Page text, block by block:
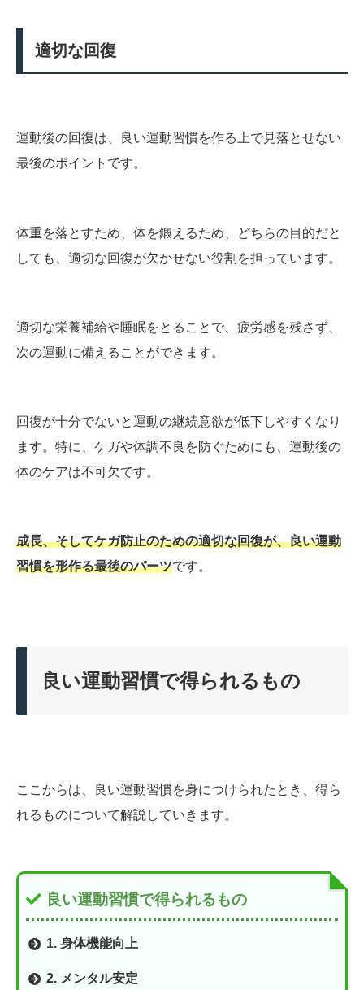
適切な回復
運動後の回復は、良い運動習慣を作る上で見落とせない
最後のポイントです。
体重を落とすため、体を鍛えるため、どちらの目的だと
しても、適切な回復が欠かせない役割を担っています。
適切な栄養補給や睡眠をとることで、疲労感を残さず、
次の運動に備えることができます。
回復が十分でないと運動の継続意欲が低下しやすくなり
ます。特に、ケガや体調不良を防ぐためにも、運動後の
体のケアは不可欠です。
成長、そしてケガ防止のための適切な回復が、良い運動
習慣を形作る最後のパーツです。
良い運動習慣で得られるもの
ここからは、良い運動習慣を身につけられたとき、得ら
れるものについて解説していきます。
良い運動習慣で得られるもの
1. 身体機能向上
2. メンタル安定